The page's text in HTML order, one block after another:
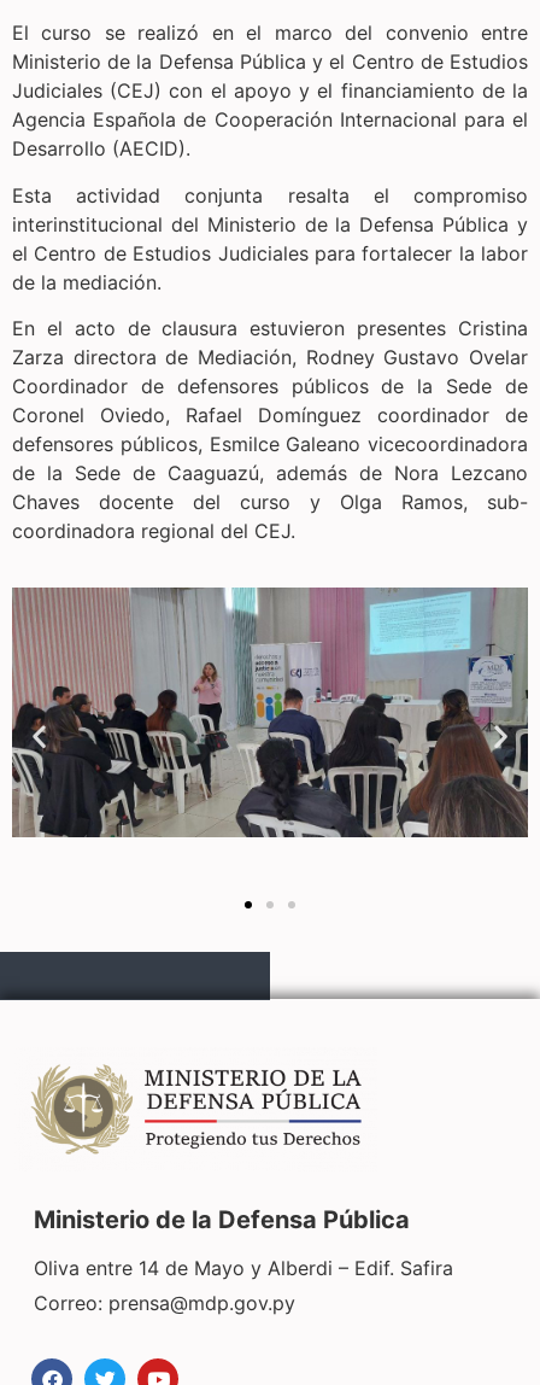
El curso se realizó en el marco del convenio entre
Ministerio de la Defensa Pública y el Centro de Estudios
Judiciales (CEJ) con el apoyo y el financiamiento de la
Agencia Española de Cooperación Internacional para el
Desarrollo (AECID).
Esta actividad conjunta resalta el compromiso
interinstitucional del Ministerio de la Defensa Pública y
el Centro de Estudios Judiciales para fortalecer la labor
de la mediación.
En el acto de clausura estuvieron presentes Cristina
Zarza directora de Mediación, Rodney Gustavo Ovelar
Coordinador de defensores públicos de la Sede de
Coronel Oviedo, Rafael Domínguez coordinador de
defensores públicos, Esmilce Galeano vicecoordinadora
de la Sede de Caaguazú, además de Nora Lezcano
Chaves docente del curso y Olga Ramos, sub-
coordinadora regional del CEJ.
Ministerio de la Defensa Pública
Oliva entre 14 de Mayo y Alberdi – Edif. Safira
Correo: prensa@mdp.gov.py